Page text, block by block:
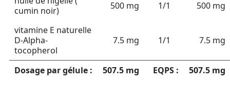
cumin noir)
500 mg 1/1 500 mg
vitamine E naturelle
D-Alpha-
tocopherol
7.5 mg 1/1 7.5 mg
Dosage par gélule : 507.5 mg EQPS : 507.5 mg